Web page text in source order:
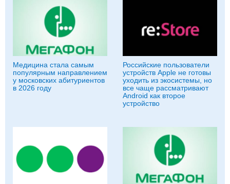
Медицина стала самым
популярным направлением
у московских абитуриентов
в 2026 году
Российские пользователи
устройств Apple не готовы
уходить из экосистемы, но
все чаще рассматривают
Android как второе
устройство